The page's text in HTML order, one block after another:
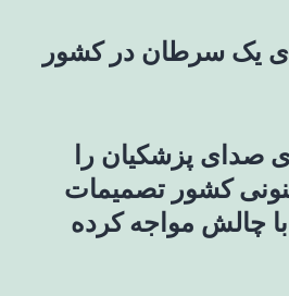
یک سرطان در کشور
صدای پزشکیان را
کشور تصمیمات
چالش مواجه کرده